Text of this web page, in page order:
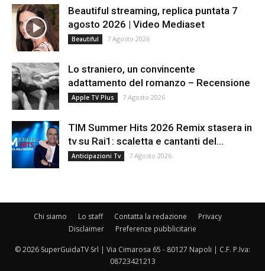
Beautiful streaming, replica puntata 7
agosto 2026 | Video Mediaset
Beautiful 7 Agosto 2026
Lo straniero, un convincente
adattamento del romanzo – Recensione
Apple TV Plus 7 Agosto 2026
TIM Summer Hits 2026 Remix stasera in
tv su Rai1: scaletta e cantanti del...
Anticipazioni Tv 7 Agosto 2026
Chi siamo Lo staff Contatta la redazione
Privacy
Disclaimer
Preferenze pubblicitarie
© 2026 SuperGuidaTV Srl | Via Cimarosa 65 - 80127 Napoli | C.F. P.Iva:
08723421213